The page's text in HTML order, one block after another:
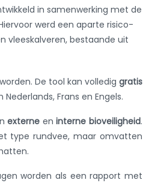
in samenwerking met de
werd een aparte risico-
vleeskalveren, bestaande uit
De tool kan volledig gratis
Frans en Engels.
externe eninterne bioveiligheid.
type rundvee, maar omvatten
worden als een rapport met